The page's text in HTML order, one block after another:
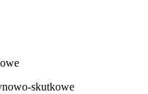
skutkowe